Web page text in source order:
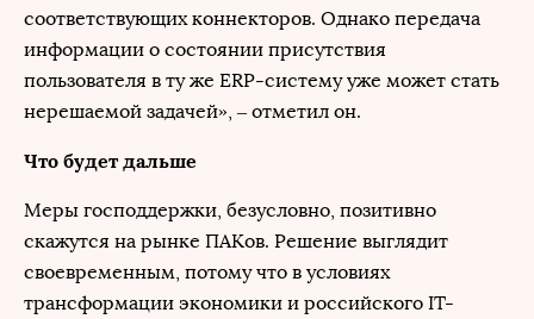
соответствующих коннекторов. Однако передача
информации о состоянии присутствия
пользователя в ту же ERP-систему уже может стать
нерешаемой задачей», – отметил он.
Что будет дальше
Меры господдержки, безусловно, позитивно
скажутся на рынке ПАКов. Решение выглядит
своевременным, потому что в условиях
трансформации экономики и российского IТ-